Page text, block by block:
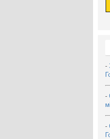
-
-
-